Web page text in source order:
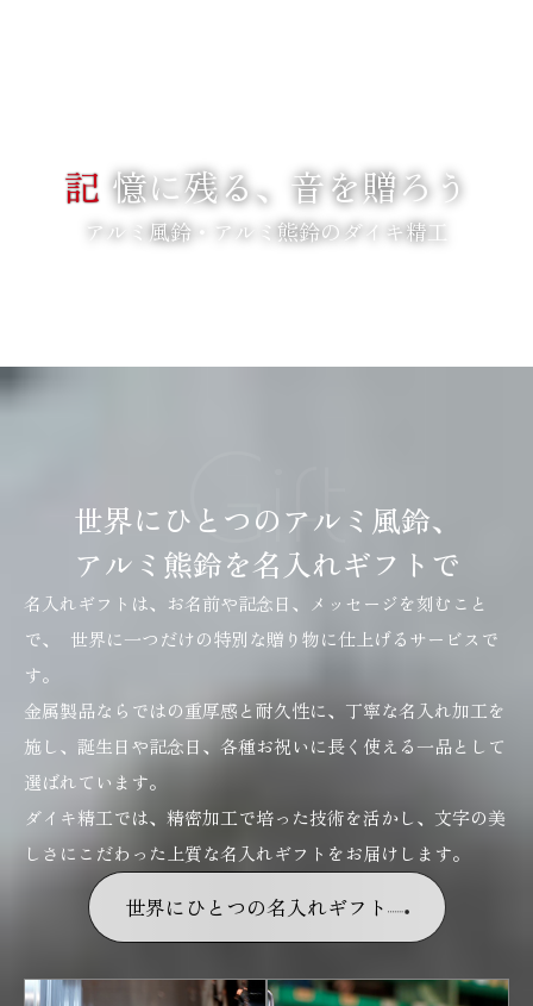
記 憶に残る、音を贈ろう
アルミ風鈴・アルミ熊鈴のダイキ精工
Gift
世界にひとつのアルミ風鈴、
アルミ熊鈴を名入れギフトで
名入れギフトは、お名前や記念日、メッセージを刻むこと
で、 世界に一つだけの特別な贈り物に仕上げるサービスで
す。
金属製品ならではの重厚感と耐久性に、丁寧な名入れ加工を
施し、誕生日や記念日、各種お祝いに長く使える一品として
選ばれています。
ダイキ精工では、精密加工で培った技術を活かし、文字の美
しさにこだわった上質な名入れギフトをお届けします。
世界にひとつの名入れギフト